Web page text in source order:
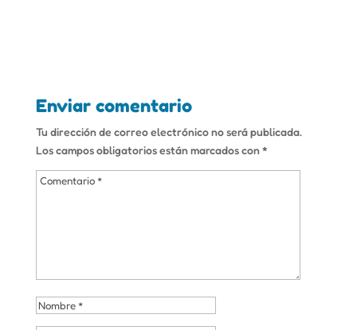
Enviar comentario
Tu dirección de correo electrónico no será publicada.
Los campos obligatorios están marcados con*